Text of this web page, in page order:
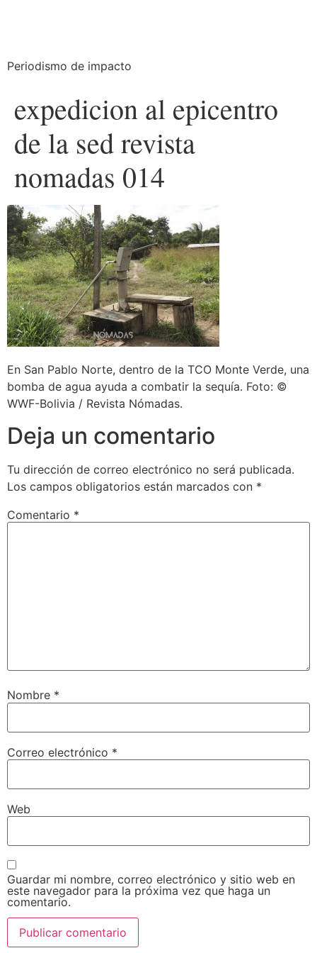
Periodismo de impacto
expedicion al epicentro
de la sed revista
nomadas 014
En San Pablo Norte, dentro de la TCO Monte Verde, una
bomba de agua ayuda a combatir la sequía. Foto: ©
WWF-Bolivia / Revista Nómadas.
Deja un comentario
Tu dirección de correo electrónico no será publicada.
Los campos obligatorios están marcados con *
Comentario *
Nombre *
Correo electrónico *
Web
Guardar mi nombre, correo electrónico y sitio web en
este navegador para la próxima vez que haga un
comentario.